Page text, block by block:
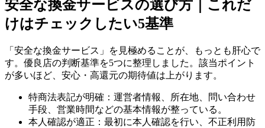
安全な換金サービスの選び方｜これだ
けはチェックしたい5基準
「安全な換金サービス」を見極めることが、もっとも肝心で
す。優良店の判断基準を5つに整理しました。該当ポイント
が多いほど、安心・高還元の期待値は上がります。
特商法表記が明確：運営者情報、所在地、問い合わせ
手段、営業時間などの基本情報が整っている。
本人確認が適正：最初に本人確認を行い、不正利用防